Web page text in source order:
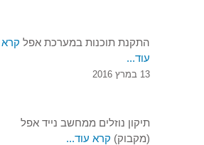
התקנת תוכנות במערכת אפל קרא
עוד...
13 במרץ 2016
תיקון נוזלים ממחשב נייד אפל
(מקבוק) קרא עוד...